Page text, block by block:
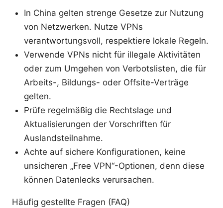
In China gelten strenge Gesetze zur Nutzung
von Netzwerken. Nutze VPNs
verantwortungsvoll, respektiere lokale Regeln.
Verwende VPNs nicht für illegale Aktivitäten
oder zum Umgehen von Verbotslisten, die für
Arbeits-, Bildungs- oder Offsite-Verträge
gelten.
Prüfe regelmäßig die Rechtslage und
Aktualisierungen der Vorschriften für
Auslandsteilnahme.
Achte auf sichere Konfigurationen, keine
unsicheren „Free VPN“-Optionen, denn diese
können Datenlecks verursachen.
Häufig gestellte Fragen (FAQ)